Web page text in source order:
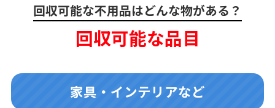
回収可能な不用品はどんな物がある？
回収可能な品目
家具・インテリアなど